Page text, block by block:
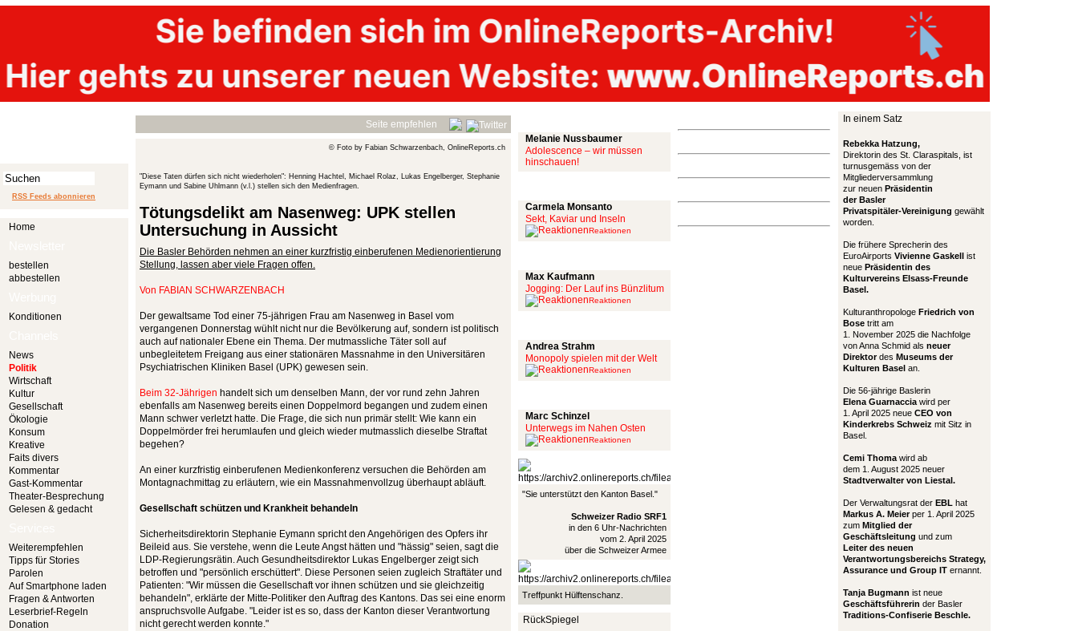
RSS Feeds abonnieren
Home
bestellen
abbestellen
Konditionen
News
Politik
Wirtschaft
Kultur
Gesellschaft
Ökologie
Konsum
Kreative
Faits divers
Kommentar
Gast-Kommentar
Theater-Besprechung
Gelesen & gedacht
Weiterempfehlen
Tipps für Stories
Parolen
Auf Smartphone laden
Fragen & Antworten
Leserbrief-Regeln
Donation
Seite empfehlen
© Foto by Fabian Schwarzenbach, OnlineReports.ch
"Diese Taten dürfen sich nicht wiederholen": Henning Hachtel, Michael Rolaz, Lukas Engelberger, Stephanie
Eymann und Sabine Uhlmann (v.l.) stellen sich den Medienfragen.
Tötungsdelikt am Nasenweg: UPK stellen
Untersuchung in Aussicht
Die Basler Behörden nehmen an einer kurzfristig einberufenen Medienorientierung
Stellung, lassen aber viele Fragen offen.
Von FABIAN SCHWARZENBACH
Der gewaltsame Tod einer 75-jährigen Frau am Nasenweg in Basel vom
vergangenen Donnerstag wühlt nicht nur die Bevölkerung auf, sondern ist politisch
auch auf nationaler Ebene ein Thema. Der mutmassliche Täter soll auf
unbegleitetem Freigang aus einer stationären Massnahme in den Universitären
Psychiatrischen Kliniken Basel (UPK) gewesen sein.
Beim 32-Jährigen handelt sich um denselben Mann, der vor rund zehn Jahren
ebenfalls am Nasenweg bereits einen Doppelmord begangen und zudem einen
Mann schwer verletzt hatte. Die Frage, die sich nun primär stellt: Wie kann ein
Doppelmörder frei herumlaufen und gleich wieder mutmasslich dieselbe Straftat
begehen?
An einer kurzfristig einberufenen Medienkonferenz versuchen die Behörden am
Montagnachmittag zu erläutern, wie ein Massnahmenvollzug überhaupt abläuft.
Gesellschaft schützen und Krankheit behandeln
Sicherheitsdirektorin Stephanie Eymann spricht den Angehörigen des Opfers ihr
Beileid aus. Sie verstehe, wenn die Leute Angst hätten und "hässig" seien, sagt die
LDP-Regierungsrätin. Auch Gesundheitsdirektor Lukas Engelberger zeigt sich
betroffen und "persönlich erschüttert". Diese Personen seien zugleich Straftäter und
Patienten: "Wir müssen die Gesellschaft vor ihnen schützen und sie gleichzeitig
behandeln", erklärte der Mitte-Politiker den Auftrag des Kantons. Das sei eine enorm
anspruchsvolle Aufgabe. "Leider ist es so, dass der Kanton dieser Verantwortung
nicht gerecht werden konnte."
Melanie Nussbaumer
Adolescence – wir müssen
hinschauen!
Carmela Monsanto
Sekt, Kaviar und Inseln
Reaktionen
Max Kaufmann
Jogging: Der Lauf ins Bünzlitum
Reaktionen
Andrea Strahm
Monopoly spielen mit der Welt
Reaktionen
Marc Schinzel
Unterwegs im Nahen Osten
Reaktionen
"Sie unterstützt den Kanton Basel."
Schweizer Radio SRF1
in den 6 Uhr-Nachrichten
vom 2. April 2025
über die Schweizer Armee
Treffpunkt Hülftenschanz.
RückSpiegel
In einem Satz
Rebekka Hatzung,
Direktorin des St. Claraspitals, ist
turnusgemäss von der
Mitgliederversammlung
zur neuen Präsidentin
der Basler
Privatspitäler-Vereinigung gewählt
worden.
Die frühere Sprecherin des
EuroAirports Vivienne Gaskell ist
neue Präsidentin des
Kulturvereins Elsass-Freunde
Basel.
Kulturanthropologe Friedrich von
Bose tritt am
1. November 2025 die Nachfolge
von Anna Schmid als neuer
Direktordes Museums der
Kulturen Basel an.
Die 56-jährige Baslerin
Elena Guarnaccia wird per
1. April 2025 neue CEO von
Kinderkrebs Schweiz mit Sitz in
Basel.
Cemi Thoma wird ab
dem 1. August 2025 neuer
Stadtverwalter von Liestal.
Der Verwaltungsrat der EBL hat
Markus A. Meierper 1. April 2025
zum Mitglied der
Geschäftsleitung und zum
Leiter des neuen
Verantwortungsbereichs Strategy,
Assurance und Group IT ernannt.
Tanja Bugmann ist neue
Geschäftsführerin der Basler
Traditions-Confiserie Beschle.